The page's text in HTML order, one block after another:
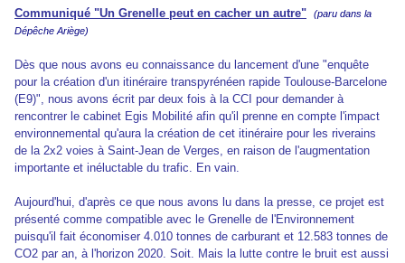
Communiqué "Un Grenelle peut en cacher un autre"
(paru dans la
Dépêche Ariège)
Dès que nous avons eu connaissance du lancement d'une "enquête
pour la création d'un itinéraire transpyrénéen rapide Toulouse-Barcelone
(E9)", nous avons écrit par deux fois à la CCI pour demander à
rencontrer le cabinet Egis Mobilité afin qu'il prenne en compte l'impact
environnemental qu'aura la création de cet itinéraire pour les riverains
de la 2x2 voies à Saint-Jean de Verges, en raison de l'augmentation
importante et inéluctable du trafic. En vain.
Aujourd'hui, d'après ce que nous avons lu dans la presse, ce projet est
présenté comme compatible avec le Grenelle de l'Environnement
puisqu'il fait économiser 4.010 tonnes de carburant et 12.583 tonnes de
CO2 par an, à l'horizon 2020. Soit. Mais la lutte contre le bruit est aussi